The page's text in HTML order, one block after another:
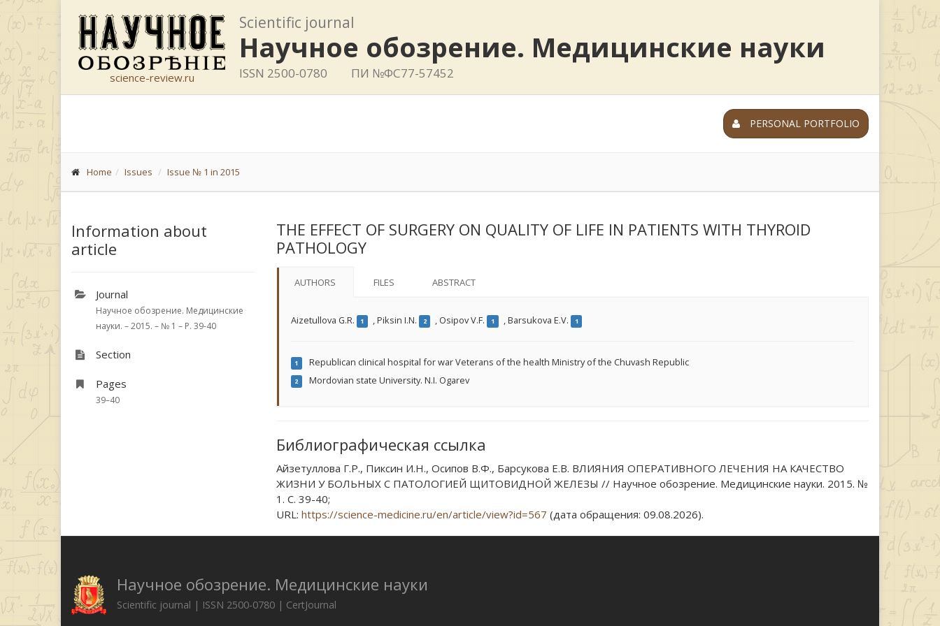
science-review.ru
Scientific journal
Научное обозрение. Медицинские науки
ISSN 2500-0780 ПИ №ФС77-57452
PERSONAL PORTFOLIO
Home Issues Issue № 1 in 2015
Information about
article
Journal
Научное обозрение. Медицинские
науки. – 2015. – № 1 – P. 39-40
Section
Pages
39–40
THE EFFECT OF SURGERY ON QUALITY OF LIFE IN PATIENTS WITH THYROID
PATHOLOGY
AUTHORS FILES ABSTRACT
Aizetullova G.R. 1 ,Piksin I.N. 2 , Osipov V.F. 1 ,Barsukova E.V. 1
1 Republican clinical hospital for war Veterans of the health Ministry of the Chuvash Republic
2 Mordovian state University. N.I. Ogarev
Библиографическая ссылка
Айзетуллова Г.Р., Пиксин И.Н., Осипов В.Ф., Барсукова Е.В. ВЛИЯНИЯ ОПЕРАТИВНОГО ЛЕЧЕНИЯ НА КАЧЕСТВО
ЖИЗНИ У БОЛЬНЫХ С ПАТОЛОГИЕЙ ЩИТОВИДНОЙ ЖЕЛЕЗЫ // Научное обозрение. Медицинские науки. 2015. №
1. С. 39-40;
URL: https://science-medicine.ru/en/article/view?id=567 (дата обращения: 09.08.2026).
Научное обозрение. Медицинские науки
Scientific journal | ISSN 2500-0780 | CertJournal